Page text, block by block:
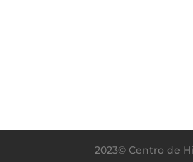
2023© Centro de